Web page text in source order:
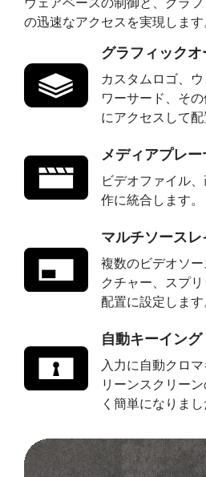
の迅速なアクセスを実現します
グラフィックオ
カスタムロゴ、
ワーサード、そ
にアクセスして配
メディアプレー
ビデオファイル
作に統合します。
マルチソースレ
複数のビデオソ
クチャー、スプ
配置に設定します
自動キーイング
入力に自動クロ
リーンスクリー
く簡単になりまし